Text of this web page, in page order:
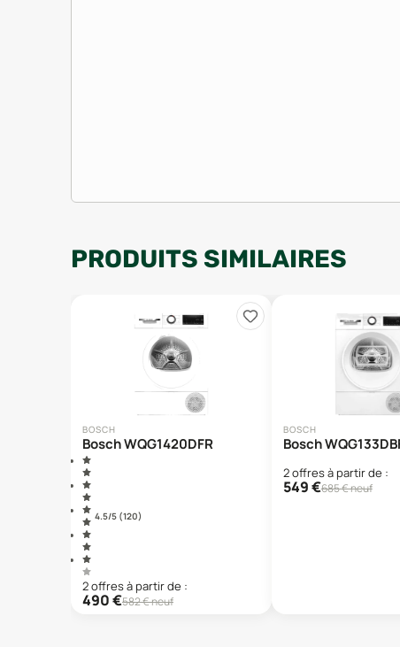
PRODUITS SIMILAIRES
BOSCH
Bosch WQG1420DFR
4.5/5 (120)
2offresà partir de :
490€582€ neuf
BOSCH
Bosch
2offresà partir de :
549€685€ neuf